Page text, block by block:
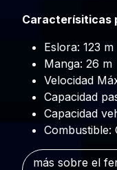
Caracterísiticas
Eslora: 123 m
Manga: 26 m
Velocidad
Capacidad
Capacidad
Combustible:
más sobre el